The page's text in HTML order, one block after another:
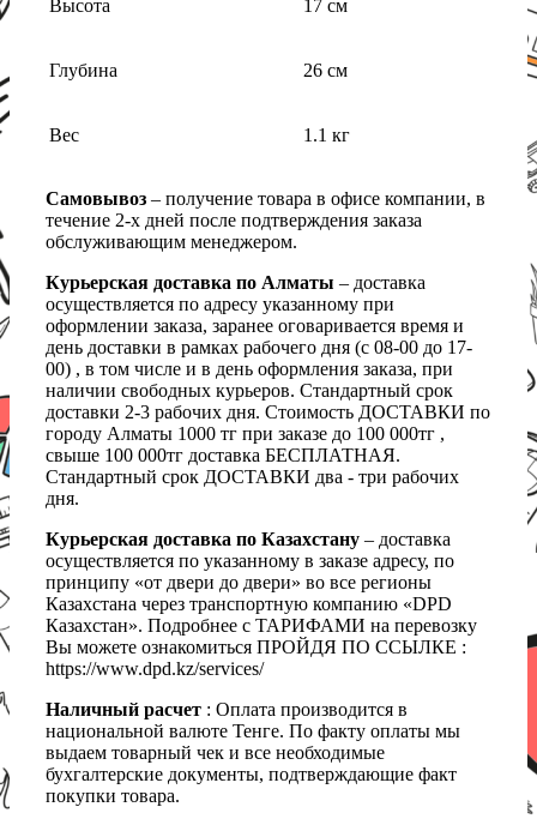
Высота 17 см
Глубина 26 см
Вес 1.1 кг
Самовывоз – получение товара в офисе компании, в
течение 2-х дней после подтверждения заказа
обслуживающим менеджером.
Курьерская доставка по Алматы – доставка
осуществляется по адресу указанному при
оформлении заказа, заранее оговаривается время и
день доставки в рамках рабочего дня (с 08-00 до 17-
00) , в том числе и в день оформления заказа, при
наличии свободных курьеров. Стандартный срок
доставки 2-3 рабочих дня. Стоимость ДОСТАВКИ по
городу Алматы 1000 тг при заказе до 100 000тг ,
свыше 100 000тг доставка БЕСПЛАТНАЯ.
Стандартный срок ДОСТАВКИ два - три рабочих
дня.
Курьерская доставка по Казахстану – доставка
осуществляется по указанному в заказе адресу, по
принципу «от двери до двери» во все регионы
Казахстана через транспортную компанию «DPD
Казахстан». Подробнее с ТАРИФАМИ на перевозку
Вы можете ознакомиться ПРОЙДЯ ПО ССЫЛКЕ :
https://www.dpd.kz/services/
Наличный расчет : Оплата производится в
национальной валюте Тенге. По факту оплаты мы
выдаем товарный чек и все необходимые
бухгалтерские документы, подтверждающие факт
покупки товара.